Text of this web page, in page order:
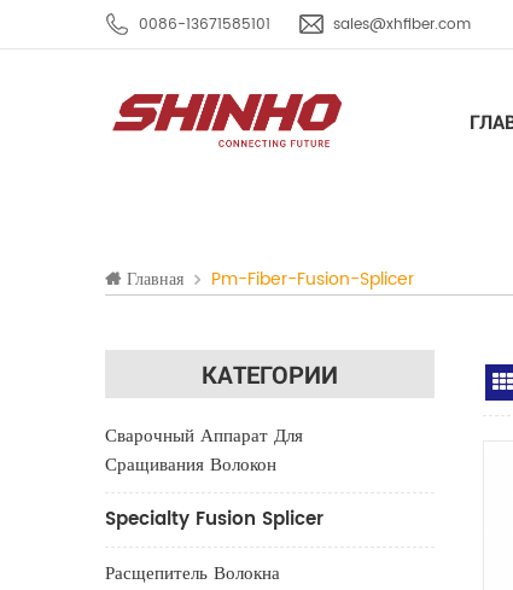
0086-13671585101 sales@xhfiber.com
Главная Pm-Fiber-Fusion-Splicer
КАТЕГОРИИ
Сварочный Аппарат Для
Сращивания Волокон
Specialty Fusion Splicer
Расщепитель Волокна